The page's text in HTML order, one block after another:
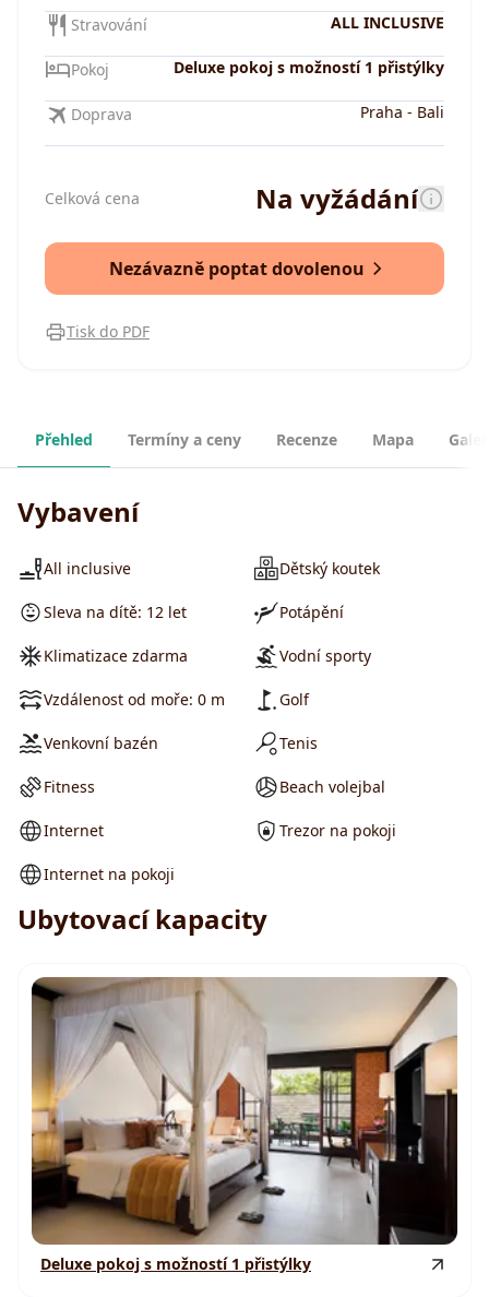
Stravování ALL INCLUSIVE
Pokoj Deluxe pokoj s možností 1 přistýlky
Doprava Praha - Bali
Celková cena Na vyžádání
Nezávazně poptat dovolenou
Tisk do PDF
Přehled Termíny a ceny Recenze Mapa
Vybavení
All inclusive
Sleva na dítě: 12 let
Klimatizace zdarma
Vzdálenost od moře: 0 m
Venkovní bazén
Fitness
Internet
Internet na pokoji
Dětský koutek
Potápění
Vodní sporty
Golf
Tenis
Beach volejbal
Trezor na pokoji
Ubytovací kapacity
Deluxe pokoj s možností 1 přistýlky